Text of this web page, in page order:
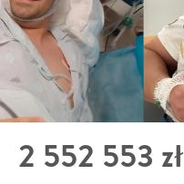
2 552 553 zł